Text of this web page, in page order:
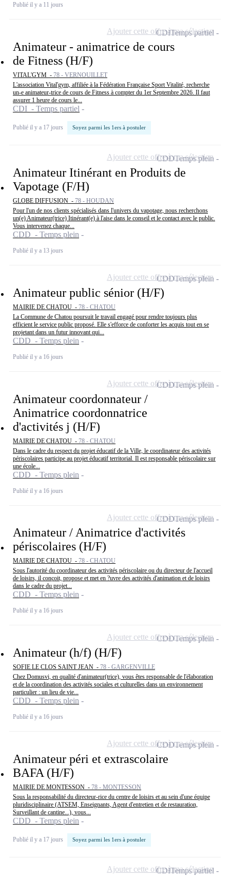
Publié il y a 11 jours
Animateur - animatrice de cours
de Fitness (H/F)
VITAL'GYM - 78 - VERNOUILLET
L'association Vital'gym, affiliée à la Fédération Française Sport Vitalité, recherche
un-e animateur-trice de cours de Fitness à compter du 1er Septembre 2026. Il faut
assurer 1 heure de cours le...
CDI - Temps partiel
Publié il y a 17 jours Soyez parmi les 1ers à postuler
CDITemps partiel
Ajouter cette offre à ma sélection
Animateur Itinérant en Produits de
Vapotage (F/H)
GLOBE DIFFUSION - 78 - HOUDAN
Pour l'un de nos clients spécialisés dans l'univers du vapotage, nous recherchons
un(e) Animateur(trice) Itinérant(e) à l'aise dans le conseil et le contact avec le public.
Vous intervenez chaque...
CDD - Temps plein
Publié il y a 13 jours
CDDTemps plein
Ajouter cette offre à ma sélection
Animateur public sénior (H/F)
MAIRIE DE CHATOU - 78 - CHATOU
La Commune de Chatou poursuit le travail engagé pour rendre toujours plus
efficient le service public proposé. Elle s'efforce de conforter les acquis tout en se
projetant dans un futur innovant qui...
CDD - Temps plein
Publié il y a 16 jours
CDDTemps plein
Ajouter cette offre à ma sélection
Animateur coordonnateur /
Animatrice coordonnatrice
d'activités j (H/F)
MAIRIE DE CHATOU - 78 - CHATOU
Dans le cadre du respect du projet éducatif de la Ville, le coordinateur des activités
périscolaires participe au projet éducatif territorial. Il est responsable périscolaire sur
une école...
CDD - Temps plein
Publié il y a 16 jours
CDDTemps plein
Ajouter cette offre à ma sélection
Animateur / Animatrice d'activités
périscolaires (H/F)
MAIRIE DE CHATOU - 78 - CHATOU
Sous l'autorité du coordinateur des activités périscolaire ou du directeur de l'accueil
de loisirs, il conçoit, propose et met en ?uvre des activités d'animation et de loisirs
dans le cadre du projet...
CDD - Temps plein
Publié il y a 16 jours
CDDTemps plein
Ajouter cette offre à ma sélection
Animateur (h/f) (H/F)
SOFIE LE CLOS SAINT JEAN - 78 - GARGENVILLE
Chez Domusvi, en qualité d'animateur(trice), vous êtes responsable de l'élaboration
et de la coordination des activités sociales et culturelles dans un environnement
particulier : un lieu de vie...
CDD - Temps plein
Publié il y a 16 jours
CDDTemps plein
Ajouter cette offre à ma sélection
Animateur péri et extrascolaire
BAFA (H/F)
MAIRIE DE MONTESSON - 78 - MONTESSON
Sous la responsabilité du directeur-rice du centre de loisirs et au sein d'une équipe
pluridisciplinaire (ATSEM, Enseignants, Agent d'entretien et de restauration,
Surveillant de cantine...), vous...
CDD - Temps plein
Publié il y a 17 jours Soyez parmi les 1ers à postuler
CDDTemps plein
Ajouter cette offre à ma sélection
CDITemps partiel
Ajouter cette offre à ma sélection